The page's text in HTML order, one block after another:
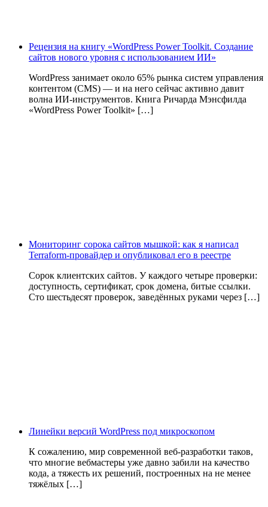
Рецензия на книгу «WordPress Power Toolkit. Создание
сайтов нового уровня с использованием ИИ»
WordPress занимает около 65% рынка систем управления
контентом (CMS) — и на него сейчас активно давит
волна ИИ‑инструментов. Книга Ричарда Мэнсфилда
«WordPress Power Toolkit» […]
Мониторинг сорока сайтов мышкой: как я написал
Terraform-провайдер и опубликовал его в реестре
Сорок клиентских сайтов. У каждого четыре проверки:
доступность, сертификат, срок домена, битые ссылки.
Сто шестьдесят проверок, заведённых руками через […]
Линейки версий WordPress под микроскопом
К сожалению, мир современной веб-разработки таков,
что многие вебмастеры уже давно забили на качество
кода, а тяжесть их решений, построенных на не менее
тяжёлых […]